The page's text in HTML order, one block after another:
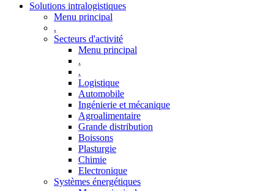
Solutions intralogistiques
Menu principal
.
Secteurs d'activité
Menu principal
.
.
Logistique
Automobile
Ingénierie et mécanique
Agroalimentaire
Grande distribution
Boissons
Plasturgie
Chimie
Electronique
Systèmes énergétiques